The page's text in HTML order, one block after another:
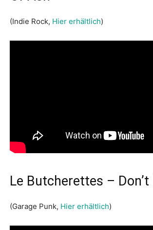
(Indie Rock, Hier erhältlich)
Le Butcherettes – Don’t
(Garage Punk, Hier erhältlich)